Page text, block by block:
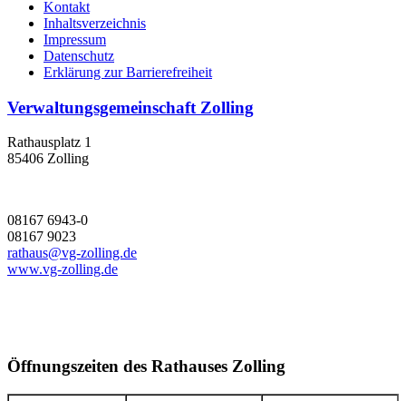
Kontakt
Inhaltsverzeichnis
Impressum
Datenschutz
Erklärung zur Barrierefreiheit
Verwaltungsgemeinschaft Zolling
Rathausplatz 1
85406 Zolling
08167 6943-0
08167 9023
rathaus@vg-zolling.de
www.vg-zolling.de
Öffnungszeiten des Rathauses Zolling